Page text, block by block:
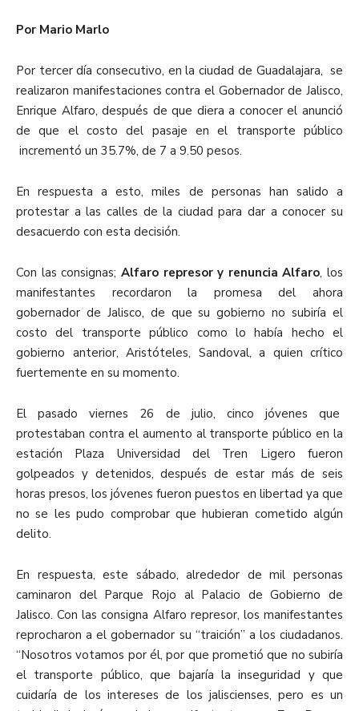
Por Mario Marlo
Por tercer día consecutivo, en la ciudad de Guadalajara, se
realizaron manifestaciones contra el Gobernador de Jalisco,
Enrique Alfaro, después de que diera a conocer el anunció
de que el costo del pasaje en el transporte público
incrementó un 35.7%, de 7 a 9.50 pesos.
En respuesta a esto, miles de personas han salido a
protestar a las calles de la ciudad para dar a conocer su
desacuerdo con esta decisión.
Con las consignas; Alfaro represor y renuncia Alfaro, los
manifestantes recordaron la promesa del ahora
gobernador de Jalisco, de que su gobierno no subiría el
costo del transporte público como lo había hecho el
gobierno anterior, Aristóteles, Sandoval, a quien crítico
fuertemente en su momento.
El pasado viernes 26 de julio, cinco jóvenes
que
protestaban contra el aumento al transporte público en la
estación Plaza Universidad del Tren Ligero fueron
golpeados y detenidos, después de estar más de seis
horas presos, los jóvenes fueron puestos en libertad ya que
no se les pudo comprobar que hubieran cometido algún
delito.
En respuesta, este sábado, alrededor de mil personas
caminaron del Parque Rojo al Palacio de Gobierno de
Jalisco. Con las consigna Alfaro represor, los manifestantes
reprocharon a el gobernador su “traición” a los ciudadanos.
“Nosotros votamos por él, por que prometió que no subiría
el transporte público, que bajaría la inseguridad y que
cuidaría de los intereses de los jaliscienses, pero es un